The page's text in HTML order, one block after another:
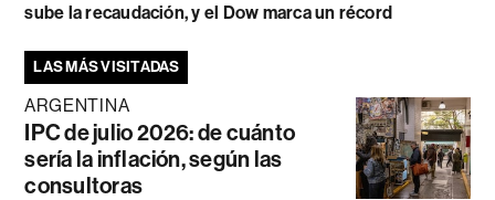
sube la recaudación, y el Dow marca un récord
LAS MÁS VISITADAS
ARGENTINA
IPC de julio 2026: de cuánto
sería la inflación, según las
consultoras